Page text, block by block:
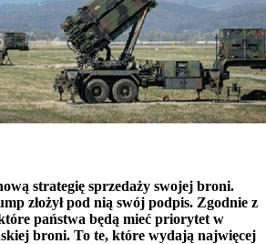
strategię sprzedaży swojej broni.
złożył pod nią swój podpis. Zgodnie z
państwa będą mieć priorytet w
broni. To te, które wydają najwięcej